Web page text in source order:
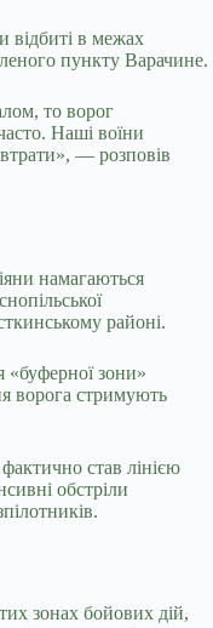
відбиті в межах
пункту Варачине.
то ворог
Наші воїни
— розповів
намагаються
районі.
«буферної зони»
ворога стримують
став лінією
обстріли
зонах бойових дій,